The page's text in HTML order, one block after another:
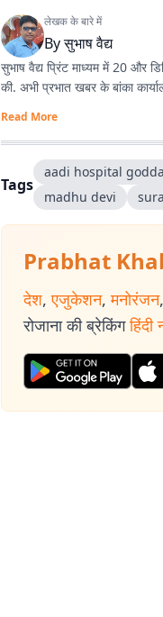
लेखक के बारे में
Byसुभाष वैद्य
सुभाष वैद्य प्रिंट माध्यम में 20 और
की. अभी प्रभात खबर के बांका
Read More
Tags
aadi hospital godda
madhu devi
Prabhat
देश, एजुकेशन, मनोरंजन,
रोजाना की ब्रेकिंग हिंदी